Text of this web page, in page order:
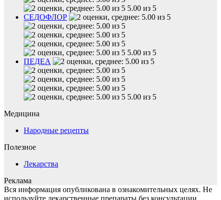
5.00 из 5
СЕДОФЛОР
5.00 из 5
ПЕДЕА
5.00 из 5
Медицина
Народные рецепты
Полезное
Лекарства
Реклама
Вся информация опубликована в ознакомительных целях. Не